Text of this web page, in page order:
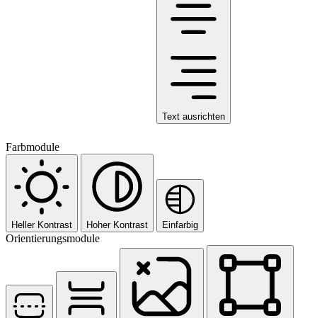
Text ausrichten
Farbmodule
Heller Kontrast Hoher Kontrast Einfarbig
Orientierungsmodule